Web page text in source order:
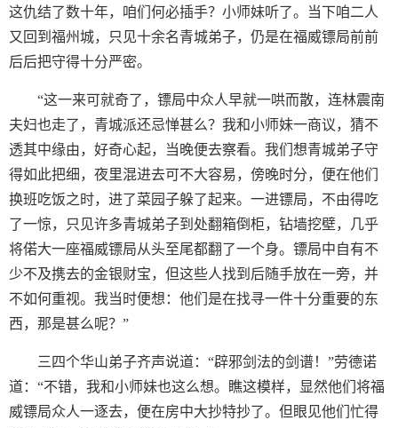
这仇结了数十年，咱们何必插手？小师妹听了。当下咱二人
又回到福州城，只见十余名青城弟子，仍是在福威镖局前前
后后把守得十分严密。
“这一来可就奇了，镖局中众人早就一哄而散，连林震南
夫妇也走了，青城派还忌惮甚么？我和小师妹一商议，猜不
透其中缘由，好奇心起，当晚便去察看。我们想青城弟子守
得如此把细，夜里混进去可不大容易，傍晚时分，便在他们
换班吃饭之时，进了菜园子躲了起来。一进镖局，不由得吃
了一惊，只见许多青城弟子到处翻箱倒柜，钻墙挖壁，几乎
将偌大一座福威镖局从头至尾都翻了一个身。镖局中自有不
少不及携去的金银财宝，但这些人找到后随手放在一旁，并
不如何重视。我当时便想：他们是在找寻一件十分重要的东
西，那是甚么呢？”
三四个华山弟子齐声说道：“辟邪剑法的剑谱！”劳德诺
道：“不错，我和小师妹也这么想。瞧这模样，显然他们将福
威镖局众人一逐去，便在房中大抄特抄了。但眼见他们忙得